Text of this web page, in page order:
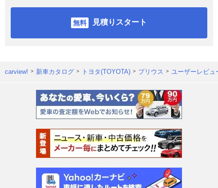
見積りスタート
carview! 新車カタログ トヨタ(TOYOTA) プリウス ユーザーレビュ